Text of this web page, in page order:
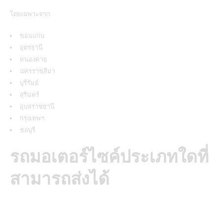
โดยเฉพาะจาก
ขอนแก่น
อุดรธานี
หนองคาย
นครราชสีมา
บุรีรัมย์
สุรินทร์
อุบลราชธานี
กรุงเทพฯ
ชลบุรี
รถมอเตอร์ไซค์ประเภทใดที่
สามารถส่งได้